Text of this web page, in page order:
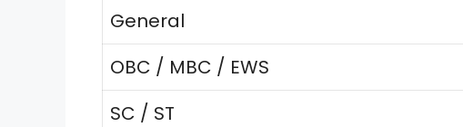
General
OBC / MBC / EWS
SC / ST